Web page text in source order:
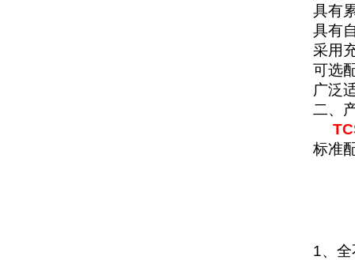
具有
具有
采用
可选
广泛
二、
标准
1、